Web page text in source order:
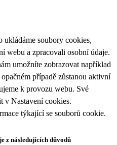
ukládáme soubory cookies,
webu a zpracovali osobní údaje.
umožníte zobrazovat například
případě zůstanou aktivní
k provozu webu. Své
v Nastavení cookies.
týkající se souborů cookie.
z následujících důvodů